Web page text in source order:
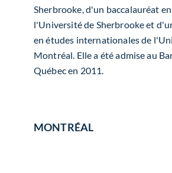
Sherbrooke, d'un baccalauréat
l'Université de Sherbrooke et
en études internationales de
Montréal. Elle a été admise au
Québec en 2011.
MONTRÉAL